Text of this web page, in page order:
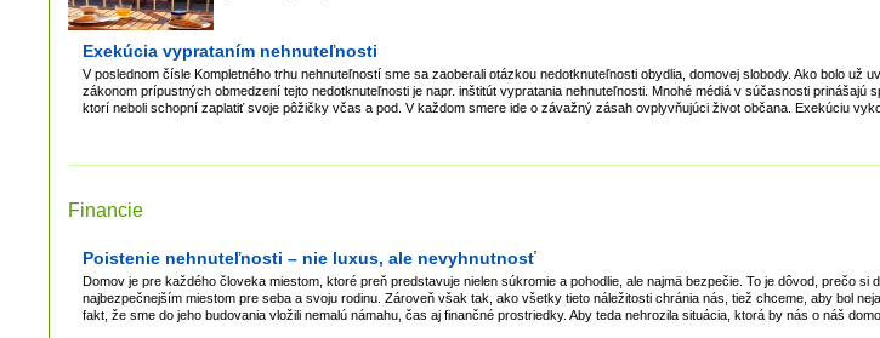
Exekúcia vyprataním nehnuteľnosti
V poslednom čísle Kompletného trhu nehnuteľností sme sa zaoberali otázkou nedotknuteľnosti obydlia, domovej slobody. Ako bolo už
zákonom prípustných obmedzení tejto nedotknuteľnosti je napr. inštitút vypratania nehnuteľnosti. Mnohé médiá v súčasnosti prinášajú
ktorí neboli schopní zaplatiť svoje pôžičky včas a pod. V každom smere ide o závažný zásah ovplyvňujúci život občana. Exekúciu
Financie
Poistenie nehnuteľnosti – nie luxus, ale nevyhnutnosť
Domov je pre každého človeka miestom, ktoré preň predstavuje nielen súkromie a pohodlie, ale najmä bezpečie. To je dôvod, prečo
najbezpečnejším miestom pre seba a svoju rodinu. Zároveň však tak, ako všetky tieto náležitosti chránia nás, tiež chceme, aby bol
fakt, že sme do jeho budovania vložili nemalú námahu, čas aj finančné prostriedky. Aby teda nehrozila situácia, ktorá by nás o náš